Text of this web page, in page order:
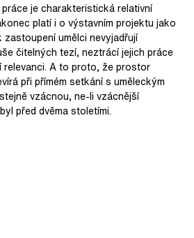
je charakteristická relativní
platí i o výstavním projektu jako
umělci nevyjadřují
čitelných tezí, neztrácí jejich práce
relevanci. A to proto, že prostor
při přímém setkání s uměleckým
vzácnou, ne-li vzácnější
před dvěma stoletími.